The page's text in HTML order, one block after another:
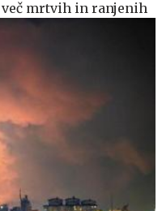
mrtvih in ranjenih